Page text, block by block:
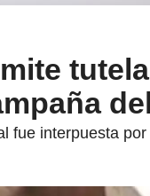
fue interpuesta